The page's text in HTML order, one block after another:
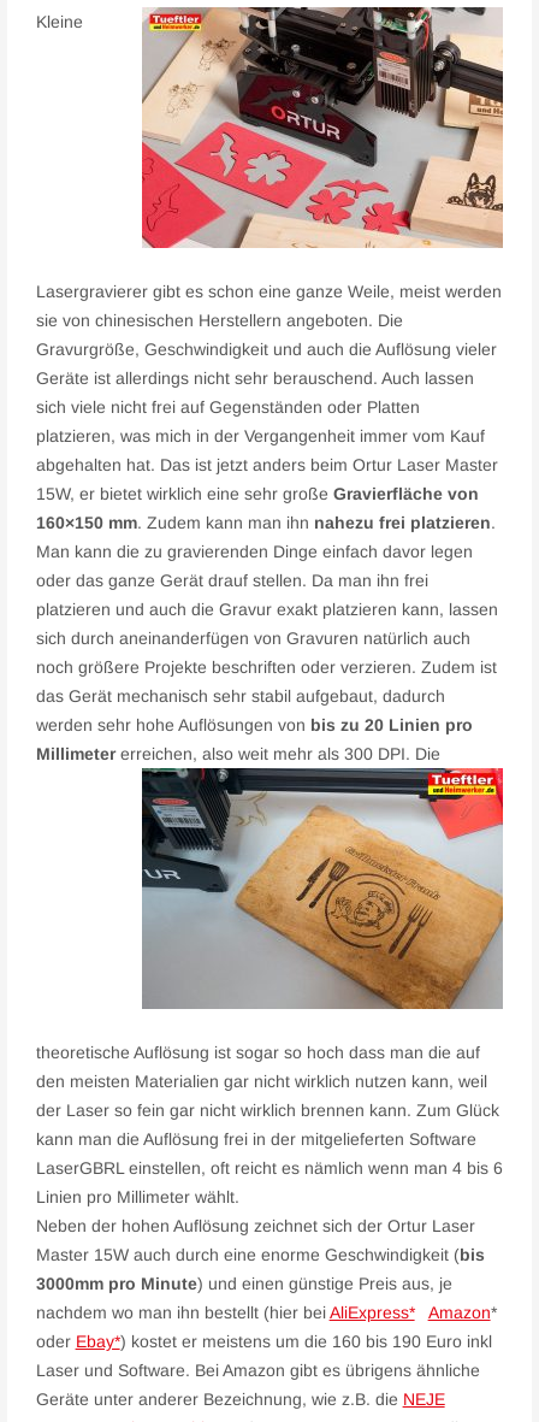
Kleine
Lasergravierer gibt es schon eine ganze Weile, meist werden
sie von chinesischen Herstellern angeboten. Die
Gravurgröße, Geschwindigkeit und auch die Auflösung vieler
Geräte ist allerdings nicht sehr berauschend. Auch lassen
sich viele nicht frei auf Gegenständen oder Platten
platzieren, was mich in der Vergangenheit immer vom Kauf
abgehalten hat. Das ist jetzt anders beim Ortur Laser Master
15W, er bietet wirklich eine sehr große Gravierfläche von
160×150 mm. Zudem kann man ihn nahezu frei platzieren.
Man kann die zu gravierenden Dinge einfach davor legen
oder das ganze Gerät drauf stellen. Da man ihn frei
platzieren und auch die Gravur exakt platzieren kann, lassen
sich durch aneinanderfügen von Gravuren natürlich auch
noch größere Projekte beschriften oder verzieren. Zudem ist
das Gerät mechanisch sehr stabil aufgebaut, dadurch
werden sehr hohe Auflösungen von bis zu 20 Linien pro
Millimetererreichen, also weit mehr als 300 DPI. Die
theoretische Auflösung ist sogar so hoch dass man die auf
den meisten Materialien gar nicht wirklich nutzen kann, weil
der Laser so fein gar nicht wirklich brennen kann. Zum Glück
kann man die Auflösung frei in der mitgelieferten Software
LaserGBRL einstellen, oft reicht es nämlich wenn man 4 bis 6
Linien pro Millimeter wählt.
Neben der hohen Auflösung zeichnet sich der Ortur Laser
Master 15W auch durch eine enorme Geschwindigkeit (bis
3000mm pro Minute) und einen günstige Preis aus, je
nachdem wo man ihn bestellt (hier beiAliExpress* Amazon*
oder Ebay*) kostet er meistens um die 160 bis 190 Euro inkl
Laser und Software. Bei Amazon gibt es übrigens ähnliche
Geräte unter anderer Bezeichnung, wie z.B. die NEJE